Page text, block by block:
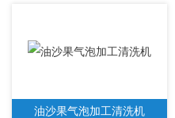
油沙果气泡加工清洗机